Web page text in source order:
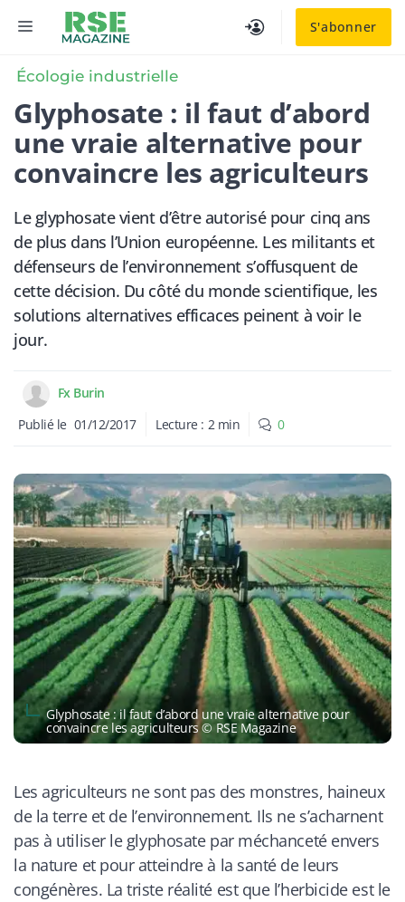
S'abonner
MENU
Écologie industrielle
​Glyphosate : il faut d’abord
une vraie alternative pour
convaincre les agriculteurs
Le glyphosate vient d’être autorisé pour cinq ans
de plus dans l’Union européenne. Les militants et
défenseurs de l’environnement s’offusquent de
cette décision. Du côté du monde scientifique, les
solutions alternatives efficaces peinent à voir le
jour.
Fx Burin
Publié le 01/12/2017 Lecture : 2 min 0
​Glyphosate : il faut d’abord une vraie alternative pour
convaincre les agriculteurs © RSE Magazine
Les agriculteurs ne sont pas des monstres, haineux
de la terre et de l’environnement. Ils ne s’acharnent
pas à utiliser le glyphosate par méchanceté envers
la nature et pour atteindre à la santé de leurs
congénères. La triste réalité est que l’herbicide est le